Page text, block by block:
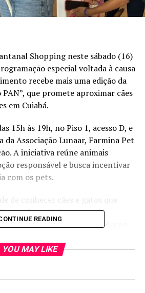
Shopping neste sábado (16)
especial voltada à causa
recebe mais uma edição da
PAN”, que promete aproximar cães
em Cuiabá.
15h às 19h, no Piso 1, acesso D, e
da Associação Lunaar, Farmina Pet
A iniciativa reúne animais
responsável e busca incentivar
com os pets.
de conhecer cães e gatos que
a ação também pretende
sobre a importância da adoção
grande circulação ajudam a dar
READING
YOU MAY LIKE